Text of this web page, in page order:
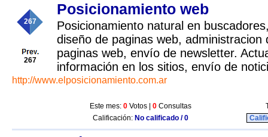
267
267
Posicionamiento web
Posicionamiento natural en
diseño de paginas web, administracion
paginas web, envío de newsletter.
información en los sitios, envío de
http://www.elposicionamiento.com.ar
Este mes: 0 Votos | 0 Consultas
Calificación: No calificado / 0